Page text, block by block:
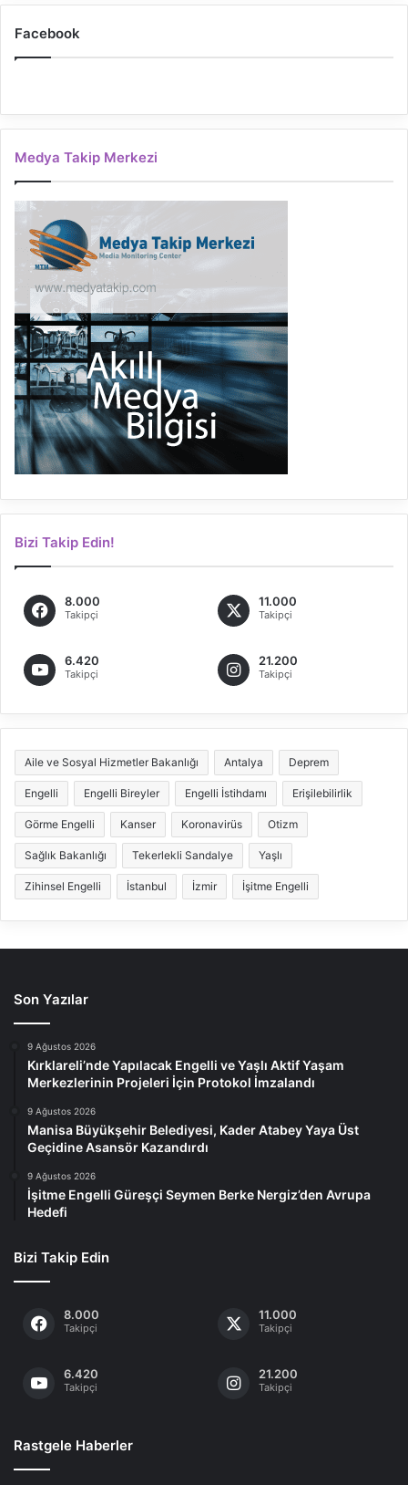
Facebook
Medya Takip Merkezi
Bizi Takip Edin!
8.000
Takipçi
11.000
Takipçi
6.420
Takipçi
21.200
Takipçi
Aile ve Sosyal Hizmetler Bakanlığı Antalya Deprem
Engelli Engelli Bireyler Engelli İstihdamı Erişilebilirlik
Görme Engelli Kanser Koronavirüs Otizm
Sağlık Bakanlığı Tekerlekli Sandalye Yaşlı
Zihinsel Engelli İstanbul İzmir İşitme Engelli
Son Yazılar
9 Ağustos 2026
Kırklareli’nde Yapılacak Engelli ve Yaşlı Aktif Yaşam
Merkezlerinin Projeleri İçin Protokol İmzalandı
9 Ağustos 2026
Manisa Büyükşehir Belediyesi, Kader Atabey Yaya Üst
Geçidine Asansör Kazandırdı
9 Ağustos 2026
İşitme Engelli Güreşçi Seymen Berke Nergiz’den Avrupa
Hedefi
Bizi Takip Edin
8.000
Takipçi
11.000
Takipçi
6.420
Takipçi
21.200
Takipçi
Rastgele Haberler